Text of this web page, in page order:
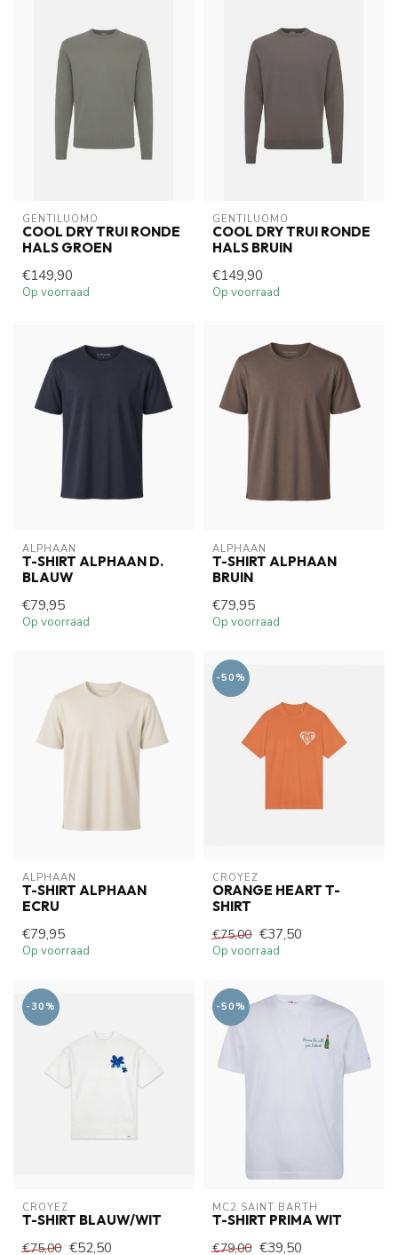
GENTILUOMO
COOL DRY TRUI RONDE
HALS GROEN
€149,90
Op voorraad
GENTILUOMO
COOL DRY TRUI RONDE
HALS BRUIN
€149,90
Op voorraad
ALPHAAN
T-SHIRT ALPHAAN D.
BLAUW
€79,95
Op voorraad
ALPHAAN
T-SHIRT ALPHAAN
BRUIN
€79,95
Op voorraad
ALPHAAN
T-SHIRT ALPHAAN
ECRU
€79,95
Op voorraad
-50%
CROYEZ
ORANGE HEART T-
SHIRT
€75,00 €37,50
Op voorraad
-30%
CROYEZ
T-SHIRT BLAUW/WIT
€75,00 €52,50
-50%
MC2 SAINT BARTH
T-SHIRT PRIMA WIT
€79,00 €39,50